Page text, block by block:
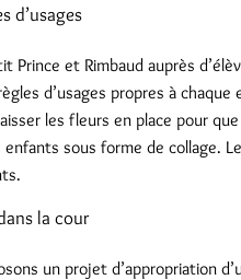
d’usages
Prince et Rimbaud auprès
d’usages propres à
les fleurs en place pour
sous forme de collage.
la cour
un projet d’appropriation